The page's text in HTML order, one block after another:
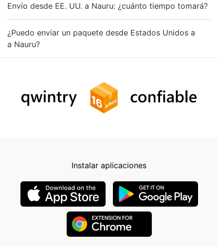
Envío desde EE. UU. a Nauru: ¿cuánto tiempo tomará?
¿Puedo enviar un paquete desde Estados Unidos a
a Nauru?
Instalar aplicaciones